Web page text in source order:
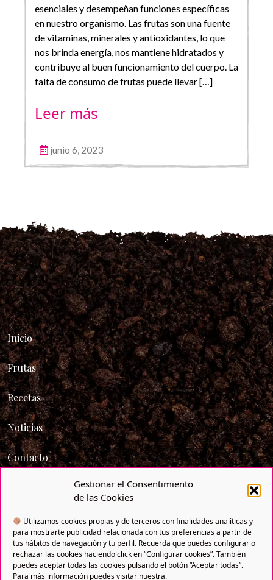
Gestionar el Consentimiento
de las Cookies
Utilizamos cookies propias y de terceros con finalidades analíticas y
para mostrarte publicidad relacionada con tus preferencias a partir de
tus hábitos de navegación y tu perfil. Recuerda que puedes configurar o
rechazar las cookies haciendo click en “Configurar cookies”. También
puedes aceptar todas las cookies pulsando el botón “Aceptar todas”.
Para más información puedes visitar nuestra.
esenciales y desempeñan funciones específicas
en nuestro organismo. Las frutas son una fuente
de vitaminas, minerales y antioxidantes, lo que
nos brinda energía, nos mantiene hidratados y
contribuye al buen funcionamiento del cuerpo. La
falta de consumo de frutas puede llevar […]
Leer más
junio 6, 2023
Inicio
Frutas
Recetas
Noticias
Contacto
Trabaja con nosotros